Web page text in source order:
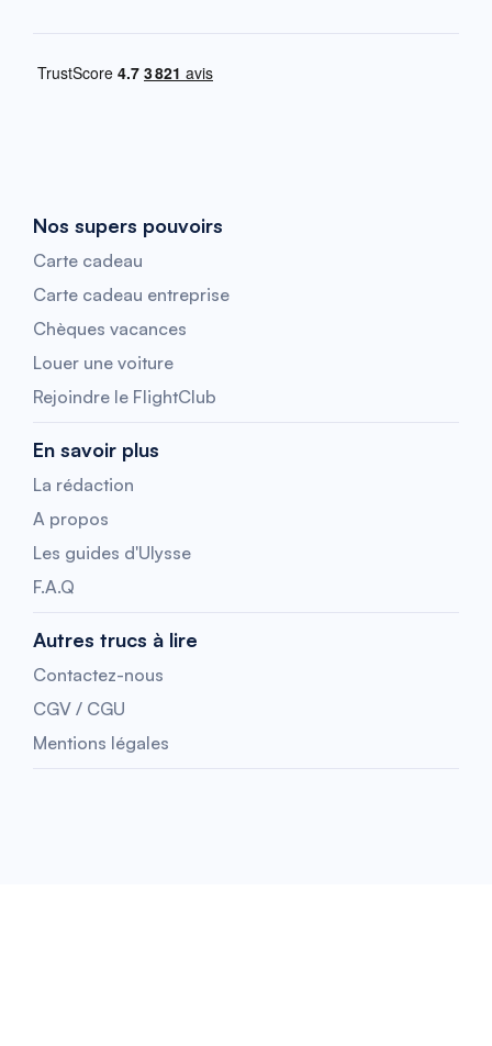
Nos supers pouvoirs
Carte cadeau
Carte cadeau entreprise
Chèques vacances
Louer une voiture
Rejoindre le FlightClub
En savoir plus
La rédaction
A propos
Les guides d'Ulysse
F.A.Q
Autres trucs à lire
Contactez-nous
CGV / CGU
Mentions légales